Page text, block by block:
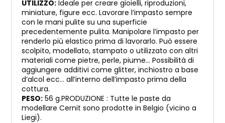
UTILIZZO: Ideale per creare gioielli, riproduzioni,
miniature, figure ecc. Lavorare l’impasto sempre
con le mani pulite su una superficie
precedentemente pulita. Manipolare l’impasto per
renderlo più elastico prima di lavorarlo. Può essere
scolpito, modellato, stampato o utilizzato con altri
materiali come pietre, perle, piume… Possibilità di
aggiungere additivi come glitter, inchiostro a base
d’alcol ecc… all’interno dell’impasto prima della
cottura.
PESO: 56 g.PRODUZIONE : Tutte le paste da
modellare Cernit sono prodotte in Belgio (vicino a
Liegi).